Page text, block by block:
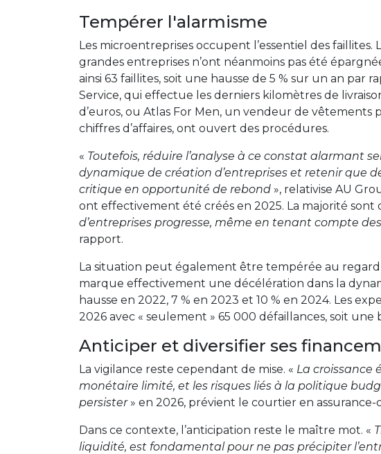
Tempérer l'alarmisme
Les microentreprises occupent l’essentiel des
grandes entreprises n’ont néanmoins pas été
ainsi 63 faillites, soit une hausse de 5 % sur un an par
Service, qui effectue les derniers kilomètres de
d’euros, ou Atlas For Men, un vendeur de vêtements
chiffres d’affaires, ont ouvert des procédures.
« Toutefois, réduire l’analyse à ce constat alarmant
dynamique de création d’entreprises et retenir que
critique en opportunité de rebond », relativise AU
ont effectivement été créés en 2025. La majorité sont
d’entreprises progresse, même en tenant compte
rapport.
La situation peut également être tempérée au regard
marque effectivement une décélération dans la
hausse en 2022, 7 % en 2023 et 10 % en 2024. Les
2026 avec « seulement » 65 000 défaillances, soit une
Anticiper et diversifier ses
La vigilance reste cependant de mise. « La croissance
monétaire limité, et les risques liés à la politique
persister» en 2026, prévient le courtier en assurance-
Dans ce contexte, l’anticipation reste le maître mot. «
liquidité, est fondamental pour ne pas précipiter